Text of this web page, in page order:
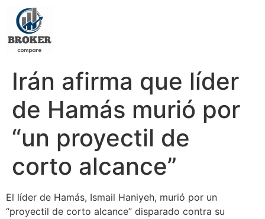
Irán afirma que líder
de Hamás murió por
“un proyectil de
corto alcance”
El líder de Hamás, Ismail Haniyeh, murió por un
“proyectil de corto alcance” disparado contra su